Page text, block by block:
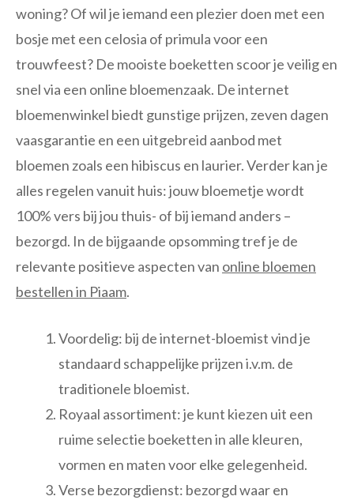
woning? Of wil je iemand een plezier doen met een
bosje met een celosia of primula voor een
trouwfeest? De mooiste boeketten scoor je veilig en
snel via een online bloemenzaak. De internet
bloemenwinkel biedt gunstige prijzen, zeven dagen
vaasgarantie en een uitgebreid aanbod met
bloemen zoals een hibiscus en laurier. Verder kan je
alles regelen vanuit huis: jouw bloemetje wordt
100% vers bij jou thuis- of bij iemand anders –
bezorgd. In de bijgaande opsomming tref je de
relevante positieve aspecten van online bloemen
bestellen in Piaam.
Voordelig: bij de internet-bloemist vind je
standaard schappelijke prijzen i.v.m. de
traditionele bloemist.
Royaal assortiment: je kunt kiezen uit een
ruime selectie boeketten in alle kleuren,
vormen en maten voor elke gelegenheid.
Verse bezorgdienst: bezorgd waar en